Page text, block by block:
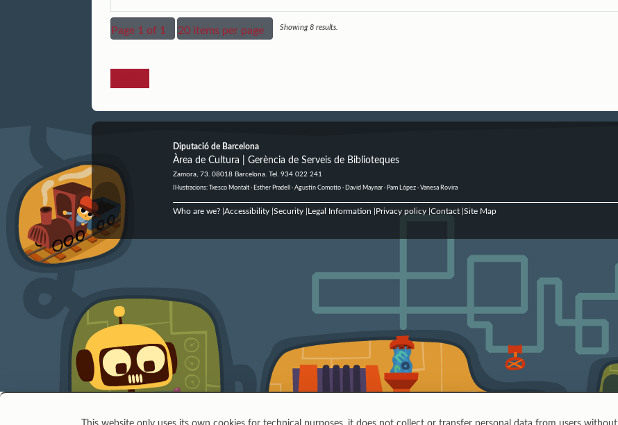
Page 1 of 1 20 items per page Showing 8 results.
Diputació de Barcelona
Àrea de Cultura | Gerència de Serveis de Biblioteques
Zamora, 73. 08018 Barcelona. Tel. 934 022 241
Il·lustracions: Txesco Montalt · Esther Pradell · Agustín Comotto · David Maynar · Pam López · Vanesa Rovira
Who are we?| Accessibility| Security| Legal Information Privacy policy| Contact| Site Map